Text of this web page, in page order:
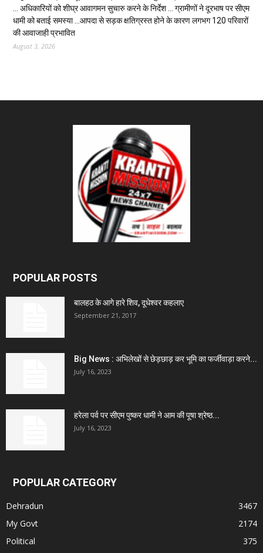
… अधिकारियों को शीघ्र आवागमन सुचारु करने के निर्देश … ग्रामीणों ने दूरभाष पर सीएम
धामी को बताई समस्या …आपदा से सड़क क्षतिग्रस्त होने के कारण लगभग 120 परिवारों
की आवाजाही प्रभावित
August 3, 2026
POPULAR POSTS
बालहठ के आगे हारे शिव, दूधेश्वर कहलाए
September 21, 2017
Big News : अभिलेखों से छेड़छाड़ कर भूमि का फर्जीवाड़ा करने...
July 16, 2023
हरेला पर्व पर सीएम पुष्कर धामी ने आम की पूषा श्रेष्ठ...
July 16, 2023
POPULAR CATEGORY
Dehradun
3467
My Govt
2174
Political
375